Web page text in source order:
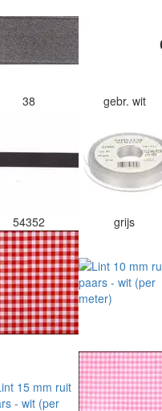
38 gebr. wit
54352 grijs